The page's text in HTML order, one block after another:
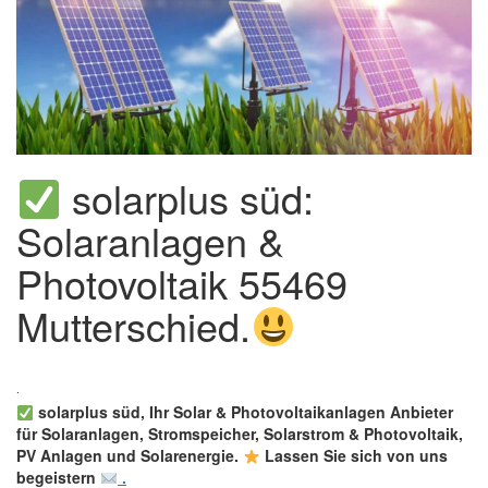
solarplus süd:
Solaranlagen &
Photovoltaik 55469
Mutterschied.
solarplus süd, Ihr Solar & Photovoltaikanlagen Anbieter
für Solaranlagen, Stromspeicher, Solarstrom & Photovoltaik,
PV Anlagen und Solarenergie.
Lassen Sie sich von uns
begeistern
.